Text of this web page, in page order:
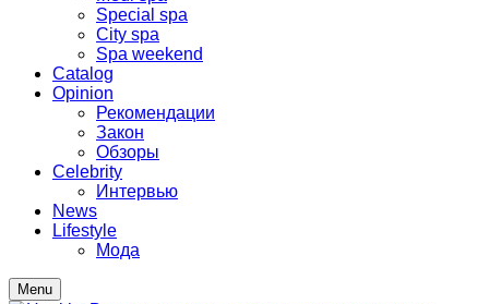
Special spa
City spa
Spa weekend
Catalog
Opinion
Рекомендации
Закон
Обзоры
Celebrity
Интервью
News
Lifestyle
Мода
Menu